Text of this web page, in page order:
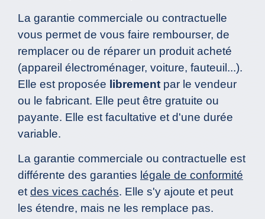
La garantie commerciale ou contractuelle
vous permet de vous faire rembourser, de
remplacer ou de réparer un produit acheté
(appareil électroménager, voiture, fauteuil...).
Elle est proposée librement par le vendeur
ou le fabricant. Elle peut être gratuite ou
payante. Elle est facultative et d'une durée
variable.
La garantie commerciale ou contractuelle est
différente des garanties légale de conformité
et des vices cachés. Elle s'y ajoute et peut
les étendre, mais ne les remplace pas.